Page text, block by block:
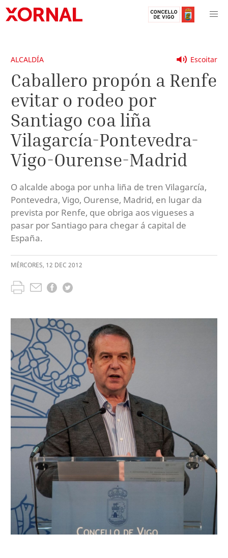
Escoitar
ALCALDÍA
Caballero propón a Renfe
evitar o rodeo por
Santiago coa liña
Vilagarcía-Pontevedra-
Vigo-Ourense-Madrid
O alcalde aboga por unha liña de tren Vilagarcía,
Pontevedra, Vigo, Ourense, Madrid, en lugar da
prevista por Renfe, que obriga aos vigueses a
pasar por Santiago para chegar á capital de
España.
MÉRCORES, 12 DEC 2012